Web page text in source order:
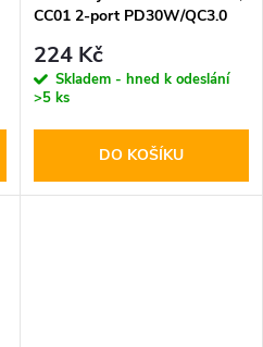
CC01 2-port PD30W/QC3.0
224 Kč
Skladem - hned k odeslání
>5 ks
DO KOŠÍKU